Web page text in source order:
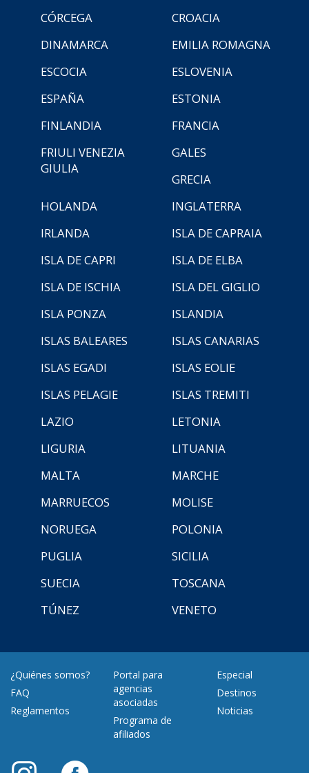
CÓRCEGA
CROACIA
DINAMARCA
EMILIA ROMAGNA
ESCOCIA
ESLOVENIA
ESPAÑA
ESTONIA
FINLANDIA
FRANCIA
FRIULI VENEZIA
GIULIA
GALES
GRECIA
HOLANDA
INGLATERRA
IRLANDA
ISLA DE CAPRAIA
ISLA DE CAPRI
ISLA DE ELBA
ISLA DE ISCHIA
ISLA DEL GIGLIO
ISLA PONZA
ISLANDIA
ISLAS BALEARES
ISLAS CANARIAS
ISLAS EGADI
ISLAS EOLIE
ISLAS PELAGIE
ISLAS TREMITI
LAZIO
LETONIA
LIGURIA
LITUANIA
MALTA
MARCHE
MARRUECOS
MOLISE
NORUEGA
POLONIA
PUGLIA
SICILIA
SUECIA
TOSCANA
TÚNEZ
VENETO
¿Quiénes somos?
FAQ
Reglamentos
Portal para
agencias
asociadas
Programa de
afiliados
Especial
Destinos
Noticias